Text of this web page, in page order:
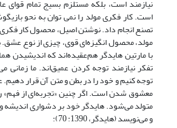
نیازمند است، بلکه مستلزم بسیج تمام قوای
است. کار فکری مولد را نمی توان به نحو
تصنع انجام داد. نوشتن اصیل، محصول کار
مولد، محصول انگیزه‌ای قوی، چیزی از نوع عشق.
با مارتین هایدگر هم‌عقیده‌اند که
تفکر نیازمند توجه کردن عمیق‌اند. ما زمانی
توجه کنیم و خود را در بطن و متن آن قرار
معشوق شدن است. اگر چنین «تجربه‌ای از فهم»
متولد می‌شود. هایدگر خود بر دشواری
و می‌نویسد (هایدگر، 1390: 70):